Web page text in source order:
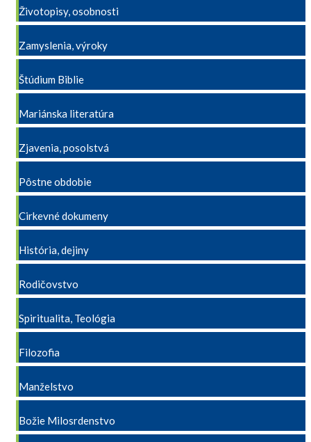
Životopisy, osobnosti
Zamyslenia, výroky
Štúdium Biblie
Mariánska literatúra
Zjavenia, posolstvá
Pôstne obdobie
Cirkevné dokumeny
História, dejiny
Rodičovstvo
Spiritualita, Teológia
Filozofia
Manželstvo
Božie Milosrdenstvo